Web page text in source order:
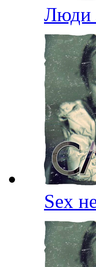
Люди
Sex